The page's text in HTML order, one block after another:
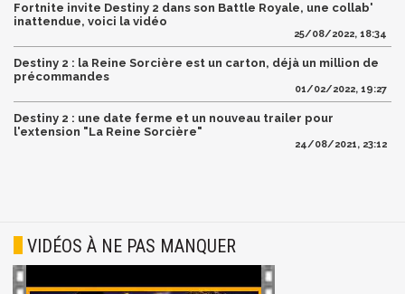
Fortnite invite Destiny 2 dans son Battle Royale, une collab'
inattendue, voici la vidéo
25/08/2022, 18:34
Destiny 2 : la Reine Sorcière est un carton, déjà un million de
précommandes
01/02/2022, 19:27
Destiny 2 : une date ferme et un nouveau trailer pour
l'extension "La Reine Sorcière"
24/08/2021, 23:12
VIDÉOS À NE PAS MANQUER